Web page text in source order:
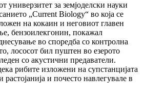
за земјоделски науки
„Current Biology“ во која се
на кокаин и неговиот главен
бензоилекгонин, покажал
во споредба со контролна
лососот бил пуштен во езерото
со акустични предаватели.
рибите изложени на супстанцијата
и почесто навлегувале в